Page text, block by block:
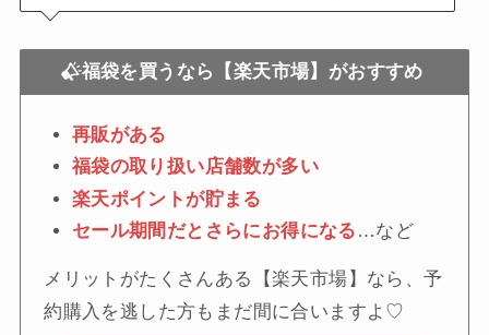
福袋を買うなら【楽天市場】がおすすめ
再販がある
福袋の取り扱い店舗数が多い
楽天ポイントが貯まる
セール期間だとさらにお得になる …など
メリットがたくさんある【楽天市場】なら、予
約購入を逃した方もまだ間に合いますよ♡